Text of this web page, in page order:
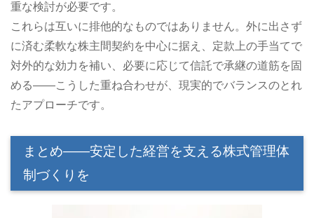
重な検討が必要です。
これらは互いに排他的なものではありません。外に出さず
に済む柔軟な株主間契約を中心に据え、定款上の手当てで
対外的な効力を補い、必要に応じて信託で承継の道筋を固
める――こうした重ね合わせが、現実的でバランスのとれ
たアプローチです。
まとめ――安定した経営を支える株式管理体
制づくりを